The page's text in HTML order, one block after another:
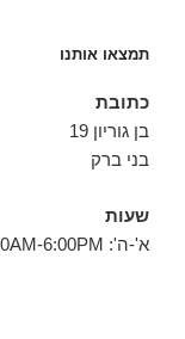
תמצאו אותנו
כתובת
בן גוריון 19
בני ברק
שעות
א'-ה': 8:30AM-6:00PM